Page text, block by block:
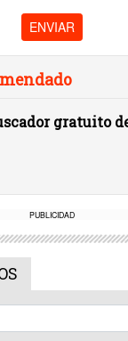
ENVIAR
gratuito
PUBLICIDAD